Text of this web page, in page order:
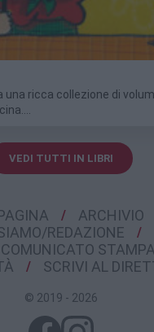
una ricca collezione di
VEDI TUTTI IN LIBRI
ARCHIVIO
REDAZIONE
STAMPA
SCRIVI AL
© 2019 - 2026